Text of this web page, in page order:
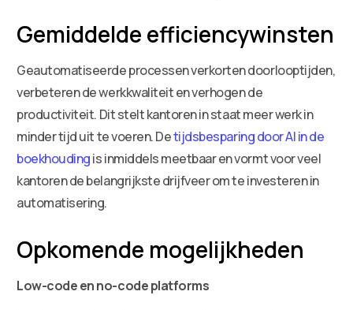
Gemiddelde efficiencywinsten
Geautomatiseerde processen verkorten doorlooptijden,
verbeteren de werkkwaliteit en verhogen de
productiviteit. Dit stelt kantoren in staat meer werk in
minder tijd uit te voeren. Detijdsbesparing door AI in de
boekhoudingis inmiddels meetbaar en vormt voor veel
kantoren de belangrijkste drijfveer om te investeren in
automatisering.
Opkomende mogelijkheden
Low-code en no-code platforms